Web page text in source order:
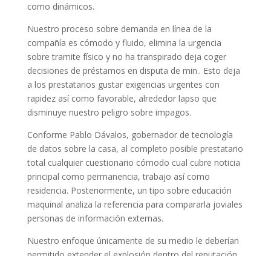
como dinámicos.
Nuestro proceso sobre demanda en línea de la
compañía es cómodo y fluido, elimina la urgencia
sobre tramite físico y no ha transpirado deja coger
decisiones de préstamos en disputa de min.. Esto deja
a los prestatarios gustar exigencias urgentes con
rapidez así­ como favorable, alrededor lapso que
disminuye nuestro peligro sobre impagos.
Conforme Pablo Dávalos, gobernador de tecnología
de datos sobre la casa, al completo posible prestatario
total cualquier cuestionario cómodo cual cubre noticia
principal como permanencia, trabajo así­ como
residencia. Posteriormente, un tipo sobre educación
maquinal analiza la referencia para compararla joviales
personas de información externas.
Nuestro enfoque únicamente de su medio le deberían